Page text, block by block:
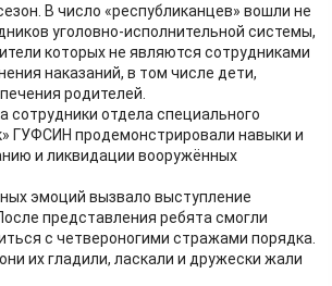
В число «республиканцев» вошли не
уголовно-исполнительной системы,
которых не являются сотрудниками
наказаний, в том числе дети,
родителей.
сотрудники отдела специального
ГУФСИН продемонстрировали навыки и
и ликвидации вооружённых
эмоций вызвало выступление
представления ребята смогли
с четвероногими стражами порядка.
их гладили, ласкали и дружески жали